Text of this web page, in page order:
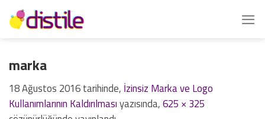
İçeriğe
atla
marka
18 Ağustos 2016tarihinde, İzinsiz Marka ve Logo
Kullanımlarının Kaldırılmasıyazısında,625 × 325